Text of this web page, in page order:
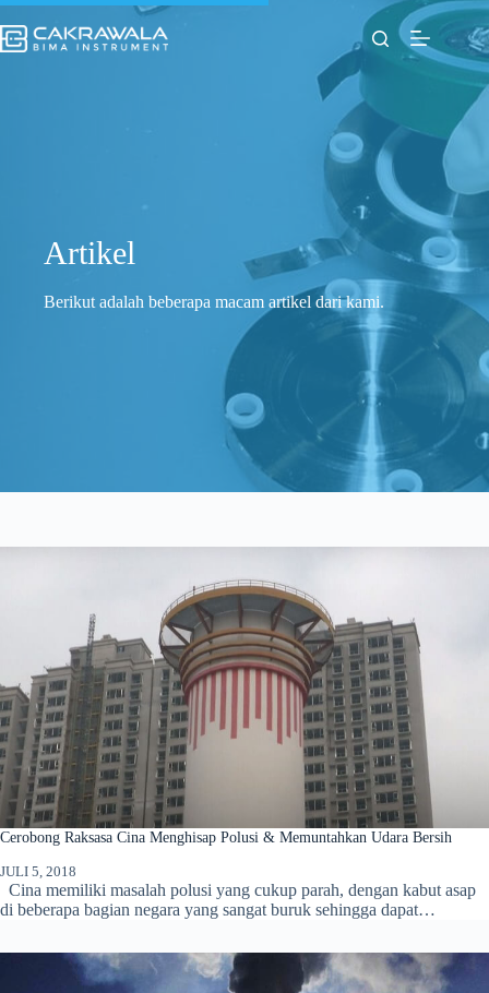
Skip
to
content
Artikel
Berikut adalah beberapa macam artikel dari kami.
Cerobong Raksasa Cina Menghisap Polusi & Memuntahkan Udara Bersih
JULI 5, 2018
Cina memiliki masalah polusi yang cukup parah, dengan kabut asap
di beberapa bagian negara yang sangat buruk sehingga dapat…